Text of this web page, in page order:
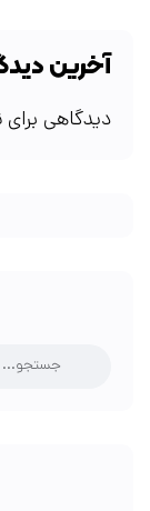
آخرین
دیدگاهی